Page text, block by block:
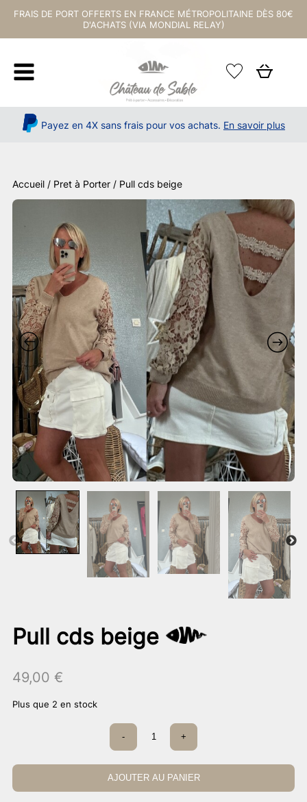
FRAIS DE PORT OFFERTS EN FRANCE MÉTROPOLITAINE DÈS 80€
D'ACHATS (VIA MONDIAL RELAY)
Payez en 4X sans frais pour vos achats. En savoir plus
Accueil / Pret à Porter / Pull cds beige
Pull cds beige
49,00 €
Plus que 2 en stock
quantité
Pull
cds
beige
- +
AJOUTER AU PANIER